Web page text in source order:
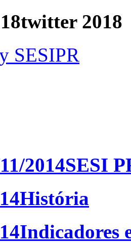
twitter 2018
SESIPR
2014SESI
História
Indicadores